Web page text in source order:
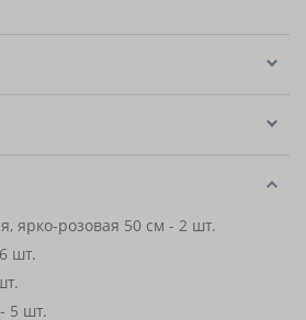
ярко-розовая 50 см - 2 шт.
шт.
- 5 шт.